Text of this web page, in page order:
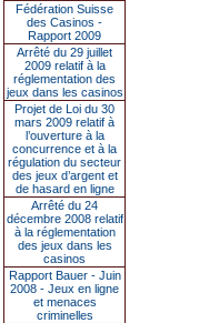
Fédération Suisse
des Casinos -
Rapport 2009
Arrêté du 29 juillet
2009 relatif à la
réglementation des
jeux dans les casinos
Projet de Loi du 30
mars 2009 relatif à
l’ouverture à la
concurrence et à la
régulation du secteur
des jeux d’argent et
de hasard en ligne
Arrêté du 24
décembre 2008 relatif
à la réglementation
des jeux dans les
casinos
Rapport Bauer - Juin
2008 - Jeux en ligne
et menaces
criminelles